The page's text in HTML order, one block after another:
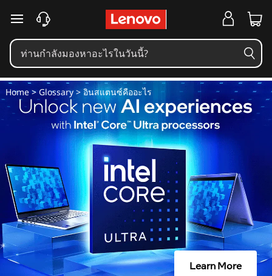
อิ
น
ส
แ
น
ซ์
คื
อ
ข้ามไปที่เนื้อหาหลัก
Home> Glossary> อินสแตนซ์คืออะไร
Learn More